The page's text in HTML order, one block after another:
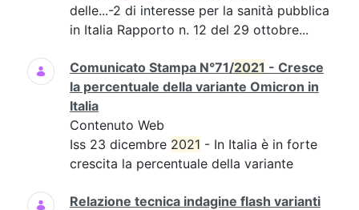
delle...-2 di interesse per la sanità pubblica
in Italia Rapporto n. 12 del 29 ottobre...
Comunicato Stampa N°71/2021 - Cresce
la percentuale della variante Omicron in
Italia
Contenuto Web
Iss 23 dicembre 2021 - In Italia è in forte
crescita la percentuale della variante
Relazione tecnica indagine flash varianti